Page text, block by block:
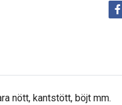
nött, kantstött, böjt mm.